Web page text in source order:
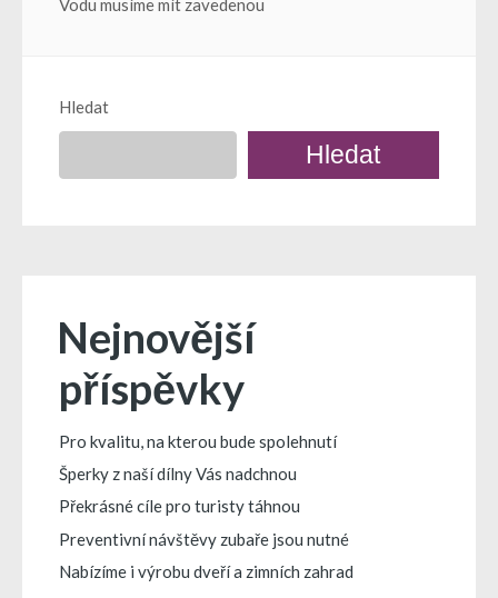
příspěvek
Vodu musíme mít zavedenou
Hledat
Hledat
Nejnovější
příspěvky
Pro kvalitu, na kterou bude spolehnutí
Šperky z naší dílny Vás nadchnou
Překrásné cíle pro turisty táhnou
Preventivní návštěvy zubaře jsou nutné
Nabízíme i výrobu dveří a zimních zahrad